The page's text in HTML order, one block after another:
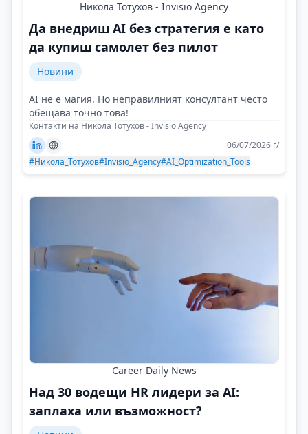
Никола Тотухов - Invisio Agency
Да внедриш AI без стратегия е като
да купиш самолет без пилот
Новини
AI не е магия. Но неправилният консултант често
обещава точно това!
Контакти на Никола Тотухов - Invisio Agency
06/07/2026 г/
#Никола_Тотухов#Invisio_Agency#AI_Optimization_Tools
Career Daily News
Над 30 водещи HR лидери за AI:
заплаха или възможност?